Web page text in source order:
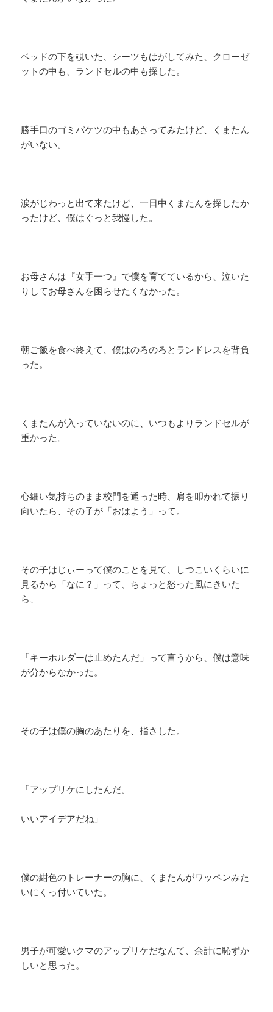
ベッドの下を覗いた、シーツもはがしてみた、クローゼ
ットの中も、ランドセルの中も探した。
勝手口のゴミバケツの中もあさってみたけど、くまたん
がいない。
涙がじわっと出て来たけど、一日中くまたんを探したか
ったけど、僕はぐっと我慢した。
お母さんは『女手一つ』で僕を育てているから、泣いた
りしてお母さんを困らせたくなかった。
朝ご飯を食べ終えて、僕はのろのろとランドレスを背負
った。
くまたんが入っていないのに、いつもよりランドセルが
重かった。
心細い気持ちのまま校門を通った時、肩を叩かれて振り
向いたら、その子が「おはよう」って。
その子はじぃーって僕のことを見て、しつこいくらいに
見るから「なに？」って、ちょっと怒った風にきいた
ら、
「キーホルダーは止めたんだ」って言うから、僕は意味
が分からなかった。
その子は僕の胸のあたりを、指さした。
「アップリケにしたんだ。
いいアイデアだね」
僕の紺色のトレーナーの胸に、くまたんがワッペンみた
いにくっ付いていた。
男子が可愛いクマのアップリケだなんて、余計に恥ずか
しいと思った。